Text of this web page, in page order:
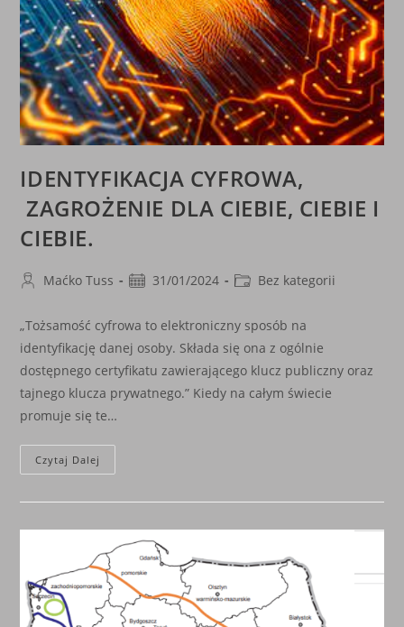
IDENTYFIKACJA CYFROWA,
ZAGROŻENIE DLA CIEBIE, CIEBIE I
CIEBIE.
PostMaćko Tuss
Post31/01/2024
PostBez kategorii
„Tożsamość cyfrowa to elektroniczny sposób na
identyfikację danej osoby. Składa się ona z ogólnie
dostępnego certyfikatu zawierającego klucz publiczny oraz
tajnego klucza prywatnego.” Kiedy na całym świecie
promuje się te…
Czytaj Dalej
CYFROWA,
DLA
CIEBIE.